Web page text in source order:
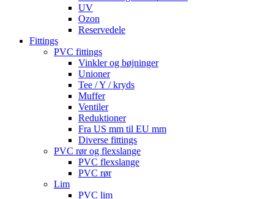
UV
Ozon
Reservedele
Fittings
PVC fittings
Vinkler og bøjninger
Unioner
Tee / Y / kryds
Muffer
Ventiler
Reduktioner
Fra US mm til EU mm
Diverse fittings
PVC rør og flexslange
PVC flexslange
PVC rør
Lim
PVC lim